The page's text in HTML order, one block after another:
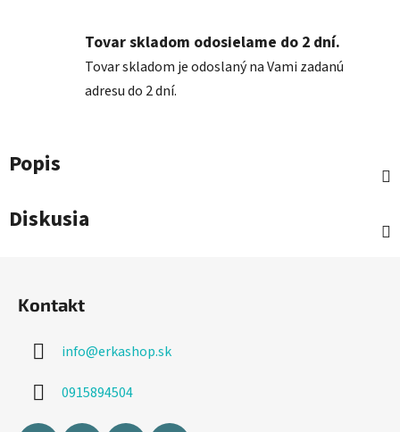
Tovar skladom odosielame do 2 dní.
Tovar skladom je odoslaný na Vami zadanú
adresu do 2 dní.
Popis
Diskusia
Kontakt
info@erkashop.sk
0915894504